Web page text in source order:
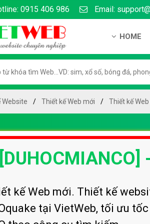
0915 406 986 Email:
HOME
Hướng
Chính
Chính
Chính
Website Thiết kế Web mới Thiết kế
kế Web mới. Thiết kế
tại VietWeb, tối ưu